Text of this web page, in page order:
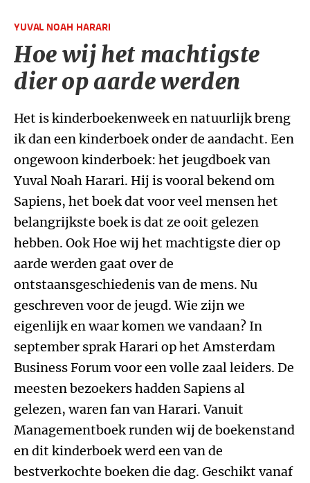
YUVAL NOAH HARARI
Hoe wij het machtigste
dier op aarde werden
Het is kinderboekenweek en natuurlijk breng
ik dan een kinderboek onder de aandacht. Een
ongewoon kinderboek: het jeugdboek van
Yuval Noah Harari. Hij is vooral bekend om
Sapiens, het boek dat voor veel mensen het
belangrijkste boek is dat ze ooit gelezen
hebben. Ook Hoe wij het machtigste dier op
aarde werden gaat over de
ontstaansgeschiedenis van de mens. Nu
geschreven voor de jeugd. Wie zijn we
eigenlijk en waar komen we vandaan? In
september sprak Harari op het Amsterdam
Business Forum voor een volle zaal leiders. De
meesten bezoekers hadden Sapiens al
gelezen, waren fan van Harari. Vanuit
Managementboek runden wij de boekenstand
en dit kinderboek werd een van de
bestverkochte boeken die dag. Geschikt vanaf